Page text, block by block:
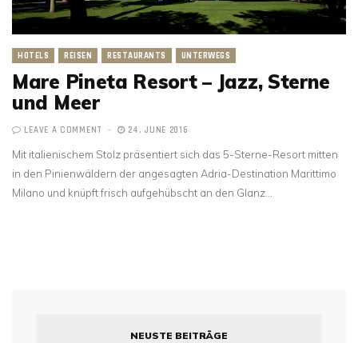
HOTELS REISEN RESTAURANTS UNTERWEGS
Mare Pineta Resort – Jazz, Sterne
und Meer
LEAVE A COMMENT 24. JUNE 2016
Mit italienischem Stolz präsentiert sich das 5-Sterne-Resort mitten
in den Pinienwäldern der angesagten Adria-Destination Marittimo
Milano und knüpft frisch aufgehübscht an den Glanz…
NEUSTE BEITRÄGE